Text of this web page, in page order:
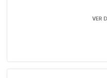
VER